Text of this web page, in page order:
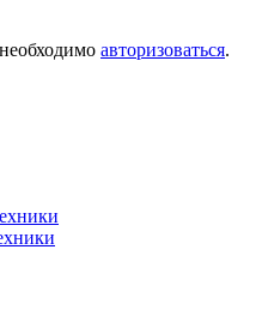
авторизоваться.